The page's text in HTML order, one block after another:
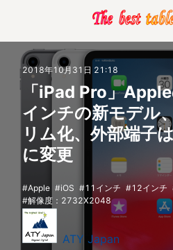
市場動
活用対策
主要機種
ゲーミン
法人向け
2018年10月31日 21:18
「iPad Pro」
インチの新モデル
リム化、外部端子
に変更
Apple iOS 11インチ 12インチ
解像度：2732X2048
ATY Japan